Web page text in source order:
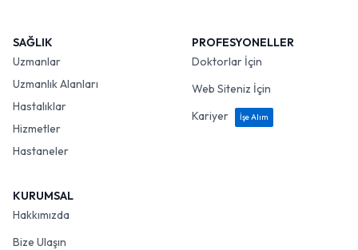
SAĞLIK
Uzmanlar
Uzmanlık Alanları
Hastalıklar
Hizmetler
Hastaneler
PROFESYONELLER
Doktorlar İçin
Web Siteniz İçin
Kariyer
İşe Alım
KURUMSAL
Hakkımızda
Bize Ulaşın